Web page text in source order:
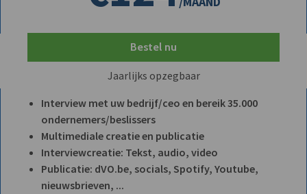
Bestel nu
Jaarlijks opzegbaar
Interview met uw bedrijf/ceo en bereik 35.000
ondernemers/beslissers
Multimediale creatie en publicatie
Interviewcreatie: Tekst, audio, video
Publicatie: dVO.be, socials, Spotify, Youtube,
nieuwsbrieven, ...